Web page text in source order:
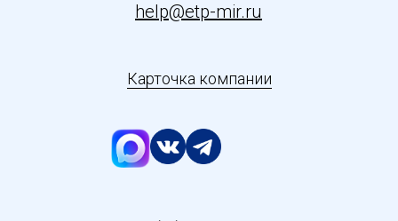
Карточка компании
help@etp-mir.ru